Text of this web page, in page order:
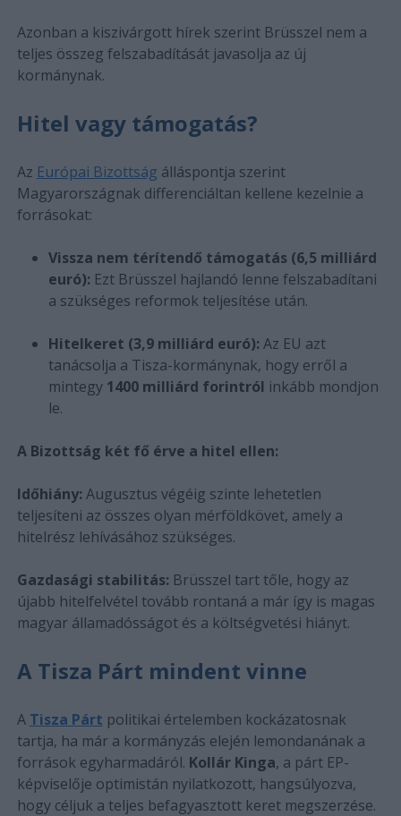
Azonban a kiszivárgott hírek szerint Brüsszel nem a
teljes összeg felszabadítását javasolja az új
kormánynak.
Hitel vagy támogatás?
Az Európai Bizottság álláspontja szerint
Magyarországnak differenciáltan kellene kezelnie a
forrásokat:
Vissza nem térítendő támogatás (6,5 milliárd
euró): Ezt Brüsszel hajlandó lenne felszabadítani
a szükséges reformok teljesítése után.
Hitelkeret (3,9 milliárd euró): Az EU azt
tanácsolja a Tisza-kormánynak, hogy erről a
mintegy 1400 milliárd forintról inkább mondjon
le.
A Bizottság két fő érve a hitel ellen:
Időhiány: Augusztus végéig szinte lehetetlen
teljesíteni az összes olyan mérföldkövet, amely a
hitelrész lehívásához szükséges.
Gazdasági stabilitás: Brüsszel tart tőle, hogy az
újabb hitelfelvétel tovább rontaná a már így is magas
magyar államadósságot és a költségvetési hiányt.
A Tisza Párt mindent vinne
A Tisza Párt politikai értelemben kockázatosnak
tartja, ha már a kormányzás elején lemondanának a
források egyharmadáról. Kollár Kinga, a párt EP-
képviselője optimistán nyilatkozott, hangsúlyozva,
hogy céljuk a teljes befagyasztott keret megszerzése.